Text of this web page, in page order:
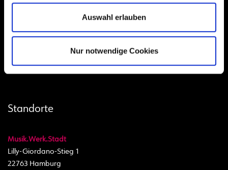
Auswahl erlauben
Nur notwendige Cookies
akademie@hhkon.de
Montag bis Freitag 8.00 bis 18.00 Uhr
Gefördert durch
Standorte
Musik.Werk.Stadt
Lilly-Giordano-Stieg 1
22763 Hamburg